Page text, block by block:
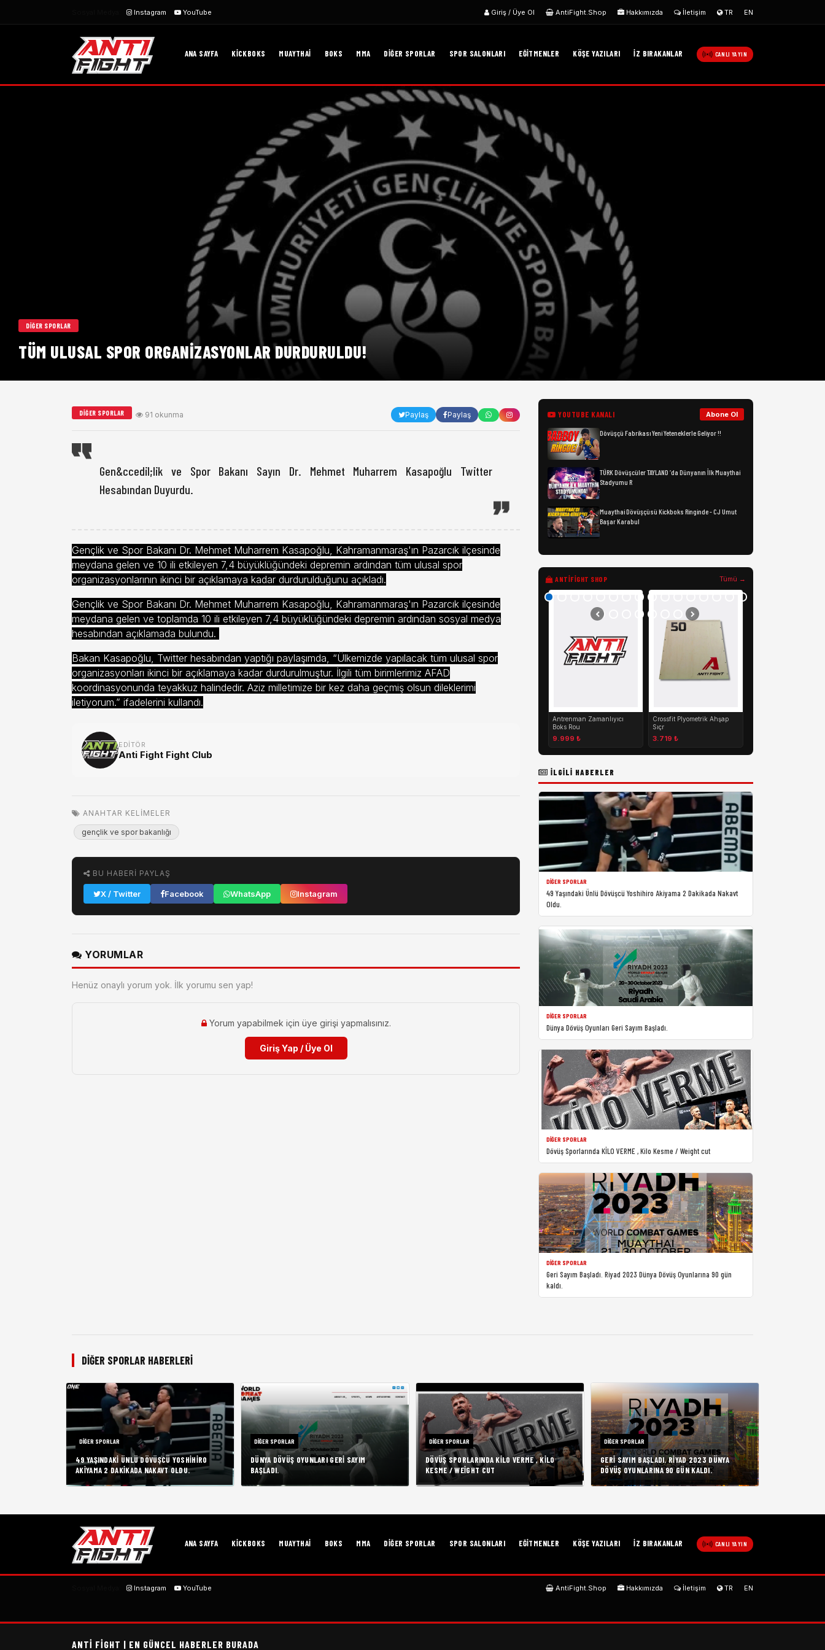
Instagram YouTube Giriş / Üye Ol AntiFight.Shop Hakkımızda İletişim TR EN
ANA SAYFA KICKBOKS MUAYTHAI BOKS MMA DIĞER SPORLAR SPOR SALONLARI EĞITMENLER KÖŞE YAZILARI İZ BIRAKANLAR CANLI YAYIN
DIĞER SPORLAR
TÜM ULUSAL SPOR ORGANIZASYONLAR DURDURULDU!
DIĞER SPORLAR 91 okunma Paylaş Paylaş
Gen&ccedil;lik ve Spor Bakanı Sayın Dr. Mehmet Muharrem Kasapoğlu Twitter
Hesabından Duyurdu.
Gençlik ve Spor Bakanı Dr. Mehmet Muharrem Kasapoğlu, Kahramanmaraş'ın Pazarcık ilçesinde
meydana gelen ve 10 ili etkileyen 7,4 büyüklüğündeki depremin ardından tüm ulusal spor
organizasyonlarının ikinci bir açıklamaya kadar durdurulduğunu açıkladı.
Gençlik ve Spor Bakanı Dr. Mehmet Muharrem Kasapoğlu, Kahramanmaraş'ın Pazarcık ilçesinde
meydana gelen ve toplamda 10 ili etkileyen 7,4 büyüklüğündeki depremin ardından sosyal medya
hesabından açıklamada bulundu.
Bakan Kasapoğlu, Twitter hesabından yaptığı paylaşımda, “Ülkemizde yapılacak tüm ulusal spor
organizasyonları ikinci bir açıklamaya kadar durdurulmuştur. İlgili tüm birimlerimiz AFAD
koordinasyonunda teyakkuz halindedir. Aziz milletimize bir kez daha geçmiş olsun dileklerimi
iletiyorum.” ifadelerini kullandı.
EDITÖR
Anti Fight Fight Club
ANAHTAR KELIMELER
gençlik ve spor bakanlığı
BU HABERI PAYLAŞ
X / Twitter Facebook WhatsApp Instagram
YORUMLAR
Henüz onaylı yorum yok. İlk yorumu sen yap!
Yorum yapabilmek için üye girişi yapmalısınız.
Giriş Yap / Üye Ol
YOUTUBE KANALI Abone Ol
Dövüşçü Fabrikası Yeni Yeteneklerle Geliyor !!
TÜRK Dövüşcüler TAYLAND ‘da Dünyanın İlk Muaythai
Stadyumu R
Muaythai Dövüşçüsü Kickboks Ringinde - CJ Umut
Başar Karabul
ANTIFIGHT SHOP Tümü →
Antrenman Zamanlıyıcı
Boks Rou
9.999 ₺
Crossfit Plyometrik Ahşap
Sıçr
3.719 ₺
İLGILI HABERLER
DIĞER SPORLAR
49 Yaşındaki Ünlü Dövüşcü Yoshihiro Akiyama 2 Dakikada Nakavt
Oldu.
DIĞER SPORLAR
Dünya Dövüş Oyunları Geri Sayım Başladı.
DIĞER SPORLAR
Dövüş Sporlarında KİLO VERME , Kilo Kesme / Weight cut
DIĞER SPORLAR
Geri Sayım Başladı. Riyad 2023 Dünya Dövüş Oyunlarına 90 gün
kaldı.
DIĞER SPORLAR HABERLERI
DIĞER SPORLAR
49 YAŞINDAKI ÜNLÜ DÖVÜŞCÜ YOSHIHIRO
AKIYAMA 2 DAKIKADA NAKAVT OLDU.
DIĞER SPORLAR
DÜNYA DÖVÜŞ OYUNLARI GERI SAYIM
BAŞLADI.
DIĞER SPORLAR
DÖVÜŞ SPORLARINDA KİLO VERME , KILO
KESME / WEIGHT CUT
DIĞER SPORLAR
GERI SAYIM BAŞLADI. RIYAD 2023 DÜNYA
DÖVÜŞ OYUNLARINA 90 GÜN KALDI.
ANA SAYFA KICKBOKS MUAYTHAI BOKS MMA DIĞER SPORLAR SPOR SALONLARI EĞITMENLER KÖŞE YAZILARI İZ BIRAKANLAR CANLI YAYIN
Instagram YouTube AntiFight.Shop Hakkımızda İletişim TR EN
ANTI FIGHT | EN GÜNCEL HABERLER BURADA